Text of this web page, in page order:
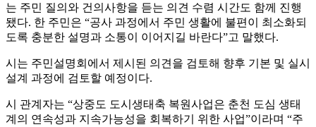
는 주민 질의와 건의사항을 듣는 의견 수렴 시간도 함께 진행
됐다. 한 주민은 “공사 과정에서 주민 생활에 불편이 최소화되
도록 충분한 설명과 소통이 이어지길 바란다”고 말했다.
시는 주민설명회에서 제시된 의견을 검토해 향후 기본 및 실시
설계 과정에 검토할 예정이다.
시 관계자는 “상중도 도시생태축 복원사업은 춘천 도심 생태
계의 연속성과 지속가능성을 회복하기 위한 사업”이라며 “주